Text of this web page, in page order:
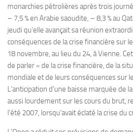
monarchies pétrolières après trois
– 7,5 % en Arabie saoudite, – 8,3 % au
jeudi qu’elle avançait sa réunion
conséquences de la crise financière sur
18 novembre, au lieu du 24, à Vienne.
de parler « de la crise financière, de la
mondiale et de leurs conséquences sur
L’anticipation d’une baisse marquée de
aussi lourdement sur les cours du brut,
l’été 2007, lorsqu’avait éclaté la crise du